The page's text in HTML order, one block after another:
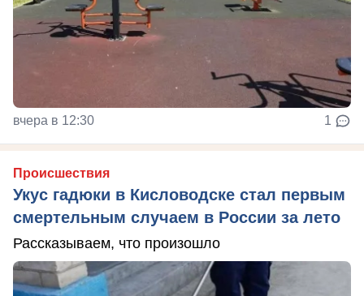
вчера в 12:30 1
Происшествия
Укус гадюки в Кисловодске стал первым
смертельным случаем в России за лето
Рассказываем, что произошло